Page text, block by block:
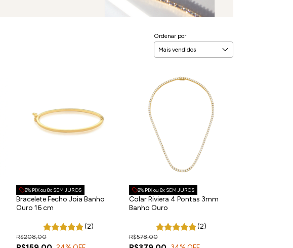
Ordenar por
8% PIX ou 8x SEM JUROS
Bracelete Fecho Joia Banho
Ouro 16 cm
(2)
R$208,00
8% PIX ou 8x SEM JUROS
Colar Riviera 4 Pontas 3mm
Banho Ouro
(2)
R$578,00